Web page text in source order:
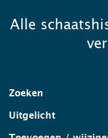
Alle
Zoeken
Uitgelicht